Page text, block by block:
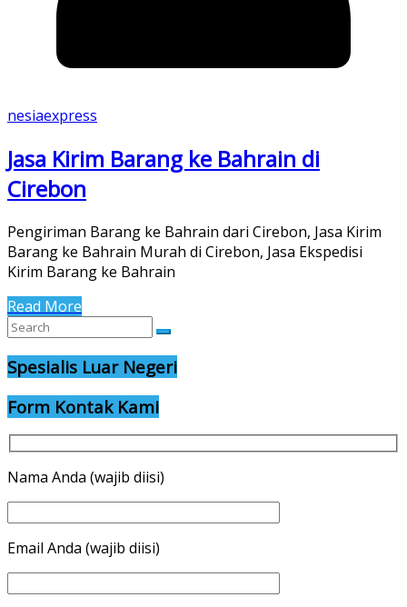
nesiaexpress
Jasa Kirim Barang ke Bahrain di
Cirebon
Pengiriman Barang ke Bahrain dari Cirebon, Jasa Kirim
Barang ke Bahrain Murah di Cirebon, Jasa Ekspedisi
Kirim Barang ke Bahrain
Read More
Spesialis Luar Negeri
Form Kontak Kami
Nama Anda (wajib diisi)
Email Anda (wajib diisi)